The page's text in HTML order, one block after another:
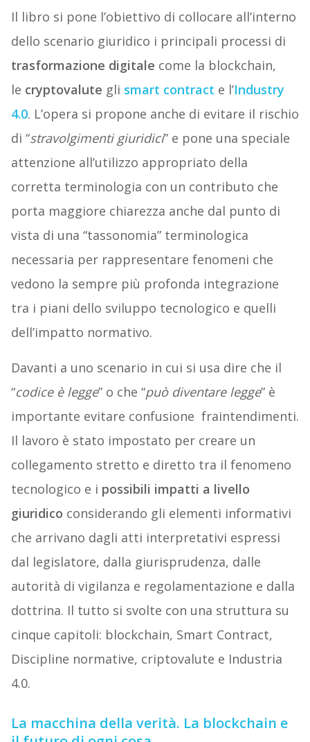
Il libro si pone l’obiettivo di collocare all’interno
dello scenario giuridico i principali processi di
trasformazione digitale come la blockchain,
le cryptovalute gli smart contract e l’Industry
4.0. L’opera si propone anche di evitare il rischio
di “stravolgimenti giuridici” e pone una speciale
attenzione all’utilizzo appropriato della
corretta terminologia con un contributo che
porta maggiore chiarezza anche dal punto di
vista di una “tassonomia” terminologica
necessaria per rappresentare fenomeni che
vedono la sempre più profonda integrazione
tra i piani dello sviluppo tecnologico e quelli
dell’impatto normativo.
Davanti a uno scenario in cui si usa dire che il
“codice è legge” o che “può diventare legge” è
importante evitare confusione fraintendimenti.
Il lavoro è stato impostato per creare un
collegamento stretto e diretto tra il fenomeno
tecnologico e i possibili impatti a livello
giuridico considerando gli elementi informativi
che arrivano dagli atti interpretativi espressi
dal legislatore, dalla giurisprudenza, dalle
autorità di vigilanza e regolamentazione e dalla
dottrina. Il tutto si svolte con una struttura su
cinque capitoli: blockchain, Smart Contract,
Discipline normative, criptovalute e Industria
4.0.
La macchina della verità. La blockchain e